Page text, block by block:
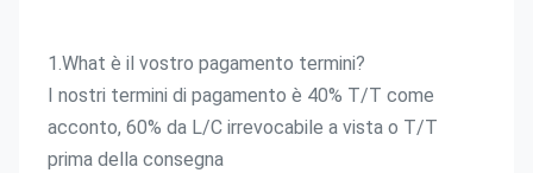
1.What è il vostro pagamento termini?
I nostri termini di pagamento è 40% T/T come
acconto, 60% da L/C irrevocabile a vista o T/T
prima della consegna